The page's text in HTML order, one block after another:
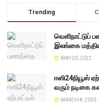
Trending
வெளிநாட்டுப்
இலங்கை மத்திய
MAY 20, 2022
ஈஸி24நியூஸ்
வரும் நடிகை
MARCH 8, 2023